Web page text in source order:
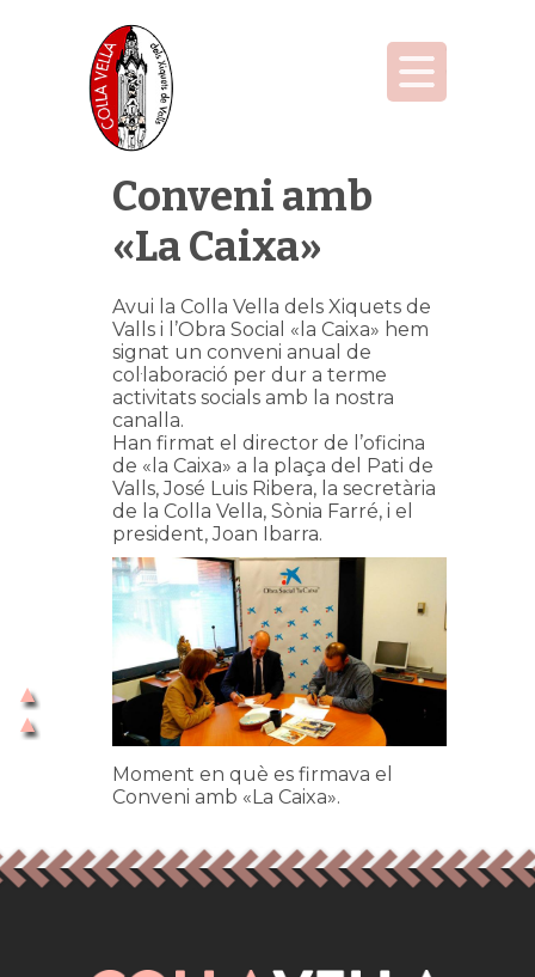
Conveni amb
«La Caixa»
Avui la Colla Vella dels Xiquets de
Valls i l’Obra Social «la Caixa» hem
signat un conveni anual de
col·laboració per dur a terme
activitats socials amb la nostra
canalla.
Han firmat el director de l’oficina
de «la Caixa» a la plaça del Pati de
Valls, José Luis Ribera, la secretària
de la Colla Vella, Sònia Farré, i el
president, Joan Ibarra.
Moment en què es firmava el
Conveni amb «La Caixa».